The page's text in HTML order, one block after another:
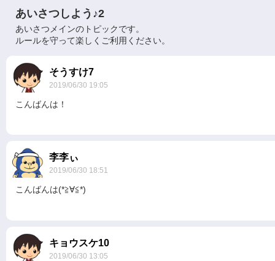
あいさつしよう♪2
あいさつメインのトピックです。
ルールを守って楽しくご利用ください。
そうすけ7
2019/06/30 19:05
こんばんは！
李李ぃ
2019/06/30 18:51
こんばんは(*≧∀≦*)
キョウスケ10
2019/06/30 13:05